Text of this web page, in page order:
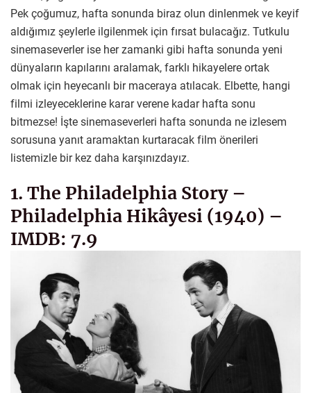
Pek çoğumuz, hafta sonunda biraz olun dinlenmek ve keyif
aldığımız şeylerle ilgilenmek için fırsat bulacağız. Tutkulu
sinemaseverler ise her zamanki gibi hafta sonunda yeni
dünyaların kapılarını aralamak, farklı hikayelere ortak
olmak için heyecanlı bir maceraya atılacak. Elbette, hangi
filmi izleyeceklerine karar verene kadar hafta sonu
bitmezse! İşte sinemaseverleri hafta sonunda ne izlesem
sorusuna yanıt aramaktan kurtaracak film önerileri
listemizle bir kez daha karşınızdayız.
1. The Philadelphia Story –
Philadelphia Hikâyesi (1940) –
IMDB: 7.9